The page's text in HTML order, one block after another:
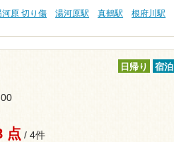
河原 切り傷 湯河原駅 真鶴駅
根府川駅
日帰り 宿泊
点 / 4件